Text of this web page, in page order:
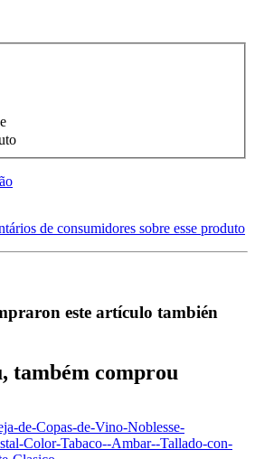
de consumidores sobre esse produto
este artículo también
também comprou